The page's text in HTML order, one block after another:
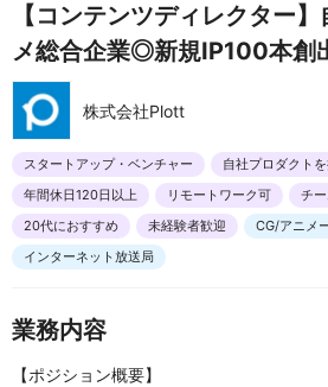
【コンテンツディレクター
メ総合企業◎新規IP100本創
株式会社Plott
スタートアップ・ベンチャー 自社プロダクト
年間休日120日以上
リモートワーク可
チ
20代におすすめ
未経験者歓迎
CG/アニメ
インターネット放送局
業務内容
【ポジション概要】